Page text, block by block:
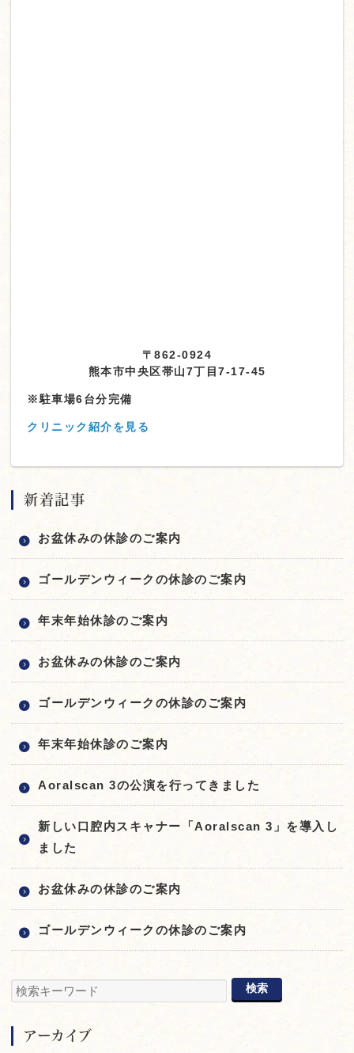
〒862-0924
熊本市中央区帯山7丁目7-17-45
※駐車場6台分完備
クリニック紹介を見る
新着記事
お盆休みの休診のご案内
ゴールデンウィークの休診のご案内
年末年始休診のご案内
お盆休みの休診のご案内
ゴールデンウィークの休診のご案内
年末年始休診のご案内
Aoralscan 3の公演を行ってきました
新しい口腔内スキャナー「Aoralscan 3」を導入し
ました
お盆休みの休診のご案内
ゴールデンウィークの休診のご案内
アーカイブ